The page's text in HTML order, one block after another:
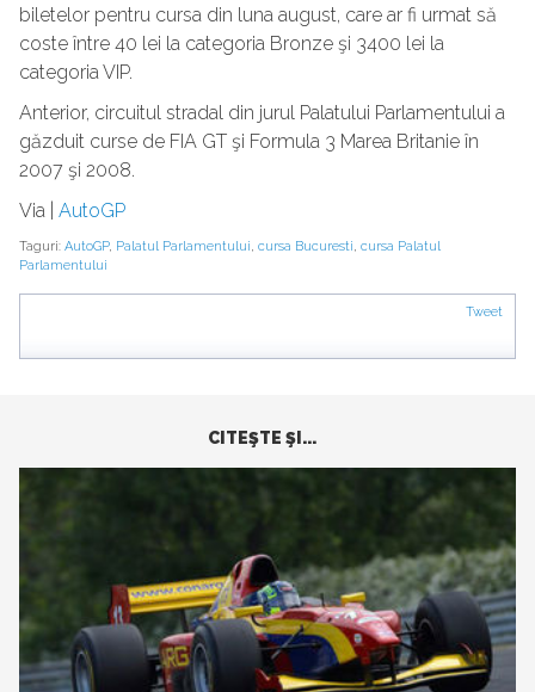
biletelor pentru cursa din luna august, care ar fi urmat să
coste între 40 lei la categoria Bronze şi 3400 lei la
categoria VIP.
Anterior, circuitul stradal din jurul Palatului Parlamentului a
găzduit curse de FIA GT şi Formula 3 Marea Britanie în
2007 şi 2008.
Via | AutoGP
Taguri: AutoGP, Palatul Parlamentului, cursa Bucuresti, cursa Palatul
Parlamentului
Tweet
CITEŞTE ŞI...